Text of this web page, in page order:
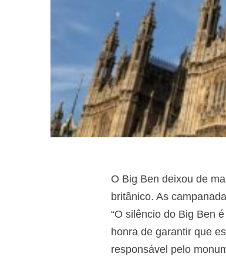
O Big Ben deixou de
britânico. As
“O silêncio do Big Ben
honra de garantir que
responsável pelo